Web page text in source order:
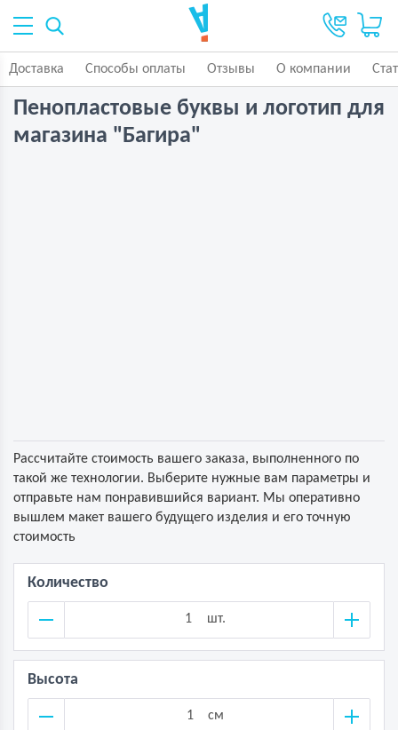
Доставка Способы оплаты Отзывы О компании
Пенопластовые буквы и логотип для
магазина "Багира"
Рассчитайте стоимость вашего заказа, выполненного по
такой же технологии. Выберите нужные вам параметры и
отправьте нам понравившийся вариант. Мы оперативно
вышлем макет вашего будущего изделия и его точную
стоимость
Количество
шт.
Высота
см